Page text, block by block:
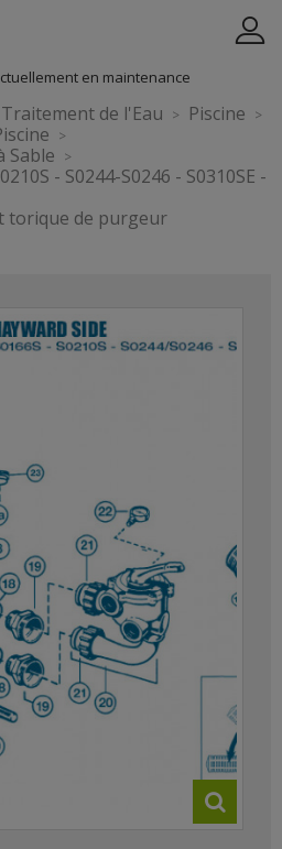
de l'Eau
Piscine
Sable
- S0244-S0246 - S0310SE -
torique de purgeur